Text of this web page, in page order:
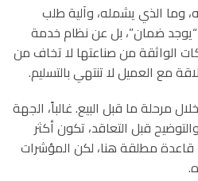
وما الذي يشمله، وآلية طلب
ضمان”، بل عن نظام خدمة
الواثقة من صناعتها لا تخاف من
مع العميل لا تنتهي بالتسليم.
مرحلة ما قبل البيع. غالباً، الجهة
قبل التعاقد، تكون أكثر
قاعدة مطلقة هنا، لكن المؤشرات